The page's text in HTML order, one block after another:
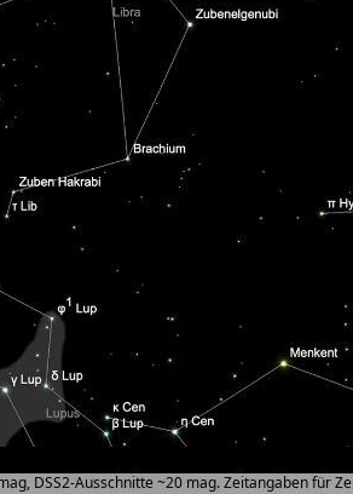
DSS2-Ausschnitte ~20 mag. Zeitangaben für